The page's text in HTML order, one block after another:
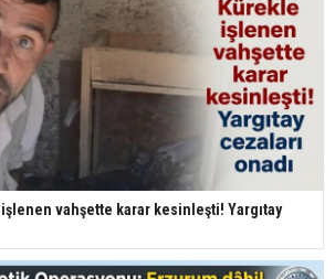
vahşette karar kesinleşti! Yargıtay